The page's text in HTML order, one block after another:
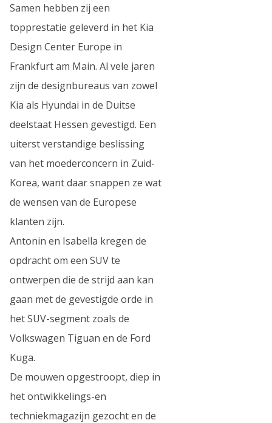
Samen hebben zij een
topprestatie geleverd in het Kia
Design Center Europe in
Frankfurt am Main. Al vele jaren
zijn de designbureaus van zowel
Kia als Hyundai in de Duitse
deelstaat Hessen gevestigd. Een
uiterst verstandige beslissing
van het moederconcern in Zuid-
Korea, want daar snappen ze wat
de wensen van de Europese
klanten zijn.
Antonin en Isabella kregen de
opdracht om een SUV te
ontwerpen die de strijd aan kan
gaan met de gevestigde orde in
het SUV-segment zoals de
Volkswagen Tiguan en de Ford
Kuga.
De mouwen opgestroopt, diep in
het ontwikkelings-en
techniekmagazijn gezocht en de